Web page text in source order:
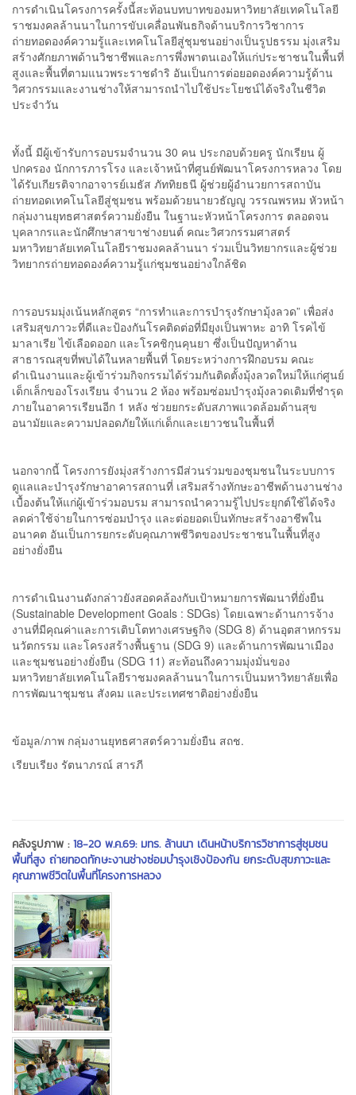
การดำเนินโครงการครั้งนี้สะท้อนบทบาทของมหาวิทยาลัยเทคโนโลยี
ราชมงคลล้านนาในการขับเคลื่อนพันธกิจด้านบริการวิชาการ
ถ่ายทอดองค์ความรู้และเทคโนโลยีสู่ชุมชนอย่างเป็นรูปธรรม มุ่งเสริม
สร้างศักยภาพด้านวิชาชีพและการพึ่งพาตนเองให้แก่ประชาชนในพื้นที่
สูงและพื้นที่ตามแนวพระราชดำริ อันเป็นการต่อยอดองค์ความรู้ด้าน
วิศวกรรมและงานช่างให้สามารถนำไปใช้ประโยชน์ได้จริงในชีวิต
ประจำวัน
ทั้งนี้ มีผู้เข้ารับการอบรมจำนวน 30 คน ประกอบด้วยครู นักเรียน ผู้
ปกครอง นักการภารโรง และเจ้าหน้าที่ศูนย์พัฒนาโครงการหลวง โดย
ได้รับเกียรติจากอาจารย์เมธัส ภัททิยธนี ผู้ช่วยผู้อำนวยการสถาบัน
ถ่ายทอดเทคโนโลยีสู่ชุมชน พร้อมด้วยนายวธัญญู วรรณพรหม หัวหน้า
กลุ่มงานยุทธศาสตร์ความยั่งยืน ในฐานะหัวหน้าโครงการ ตลอดจน
บุคลากรและนักศึกษาสาขาช่างยนต์ คณะวิศวกรรมศาสตร์
มหาวิทยาลัยเทคโนโลยีราชมงคลล้านนา ร่วมเป็นวิทยากรและผู้ช่วย
วิทยากรถ่ายทอดองค์ความรู้แก่ชุมชนอย่างใกล้ชิด
การอบรมมุ่งเน้นหลักสูตร “การทำและการบำรุงรักษามุ้งลวด” เพื่อส่ง
เสริมสุขภาวะที่ดีและป้องกันโรคติดต่อที่มียุงเป็นพาหะ อาทิ โรคไข้
มาลาเรีย ไข้เลือดออก และโรคชิกุนคุนยา ซึ่งเป็นปัญหาด้าน
สาธารณสุขที่พบได้ในหลายพื้นที่ โดยระหว่างการฝึกอบรม คณะ
ดำเนินงานและผู้เข้าร่วมกิจกรรมได้ร่วมกันติดตั้งมุ้งลวดใหม่ให้แก่ศูนย์
เด็กเล็กของโรงเรียน จำนวน 2 ห้อง พร้อมซ่อมบำรุงมุ้งลวดเดิมที่ชำรุด
ภายในอาคารเรียนอีก 1 หลัง ช่วยยกระดับสภาพแวดล้อมด้านสุข
อนามัยและความปลอดภัยให้แก่เด็กและเยาวชนในพื้นที่
นอกจากนี้ โครงการยังมุ่งสร้างการมีส่วนร่วมของชุมชนในระบบการ
ดูแลและบำรุงรักษาอาคารสถานที่ เสริมสร้างทักษะอาชีพด้านงานช่าง
เบื้องต้นให้แก่ผู้เข้าร่วมอบรม สามารถนำความรู้ไปประยุกต์ใช้ได้จริง
ลดค่าใช้จ่ายในการซ่อมบำรุง และต่อยอดเป็นทักษะสร้างอาชีพใน
อนาคต อันเป็นการยกระดับคุณภาพชีวิตของประชาชนในพื้นที่สูง
อย่างยั่งยืน
การดำเนินงานดังกล่าวยังสอดคล้องกับเป้าหมายการพัฒนาที่ยั่งยืน
(Sustainable Development Goals : SDGs) โดยเฉพาะด้านการจ้าง
งานที่มีคุณค่าและการเติบโตทางเศรษฐกิจ (SDG 8) ด้านอุตสาหกรรม
นวัตกรรม และโครงสร้างพื้นฐาน (SDG 9) และด้านการพัฒนาเมือง
และชุมชนอย่างยั่งยืน (SDG 11) สะท้อนถึงความมุ่งมั่นของ
มหาวิทยาลัยเทคโนโลยีราชมงคลล้านนาในการเป็นมหาวิทยาลัยเพื่อ
การพัฒนาชุมชน สังคม และประเทศชาติอย่างยั่งยืน
ข้อมูล/ภาพ กลุ่มงานยุทธศาสตร์ความยั่งยืน สถช.
เรียบเรียง รัตนาภรณ์ สารภี
คลังรูปภาพ :18-20 พ.ค.69: มทร. ล้านนา เดินหน้าบริการวิชาการสู่ชุมชน
พื้นที่สูง ถ่ายทอดทักษะงานช่างซ่อมบำรุงเชิงป้องกัน ยกระดับสุขภาวะและ
คุณภาพชีวิตในพื้นที่โครงการหลวง